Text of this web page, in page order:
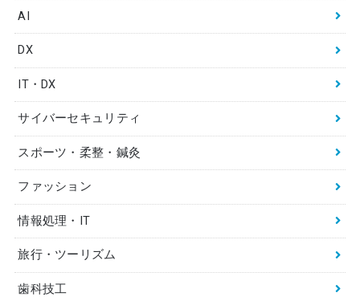
AI
DX
IT・DX
サイバーセキュリティ
スポーツ・柔整・鍼灸
ファッション
情報処理・IT
旅行・ツーリズム
歯科技工